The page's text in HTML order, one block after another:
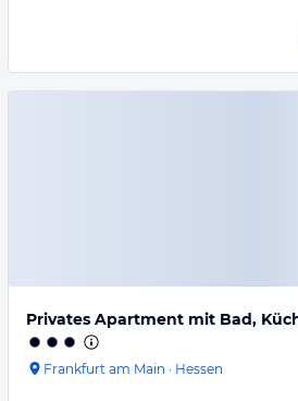
Privates Apartment mit Bad,
Frankfurt am Main · Hessen